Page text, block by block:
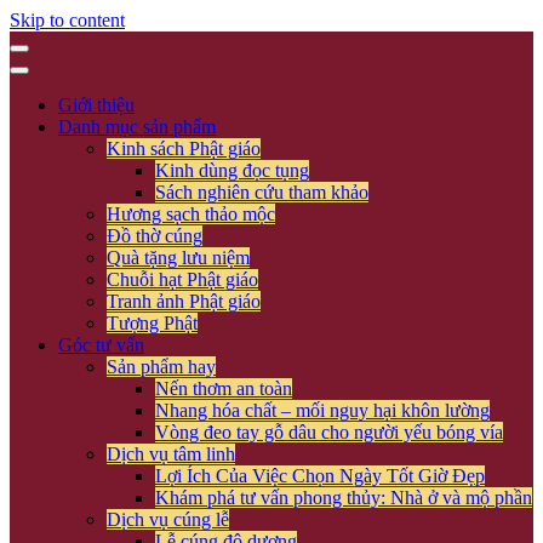
Skip to content
Giới thiệu
Danh mục sản phẩm
Kinh sách Phật giáo
Kinh dùng đọc tụng
Sách nghiên cứu tham khảo
Hương sạch thảo mộc
Đồ thờ cúng
Quà tặng lưu niệm
Chuỗi hạt Phật giáo
Tranh ảnh Phật giáo
Tượng Phật
Góc tư vấn
Sản phẩm hay
Nến thơm an toàn
Nhang hóa chất – mối nguy hại khôn lường
Vòng đeo tay gỗ dâu cho người yếu bóng vía
Dịch vụ tâm linh
Lợi Ích Của Việc Chọn Ngày Tốt Giờ Đẹp
Khám phá tư vấn phong thủy: Nhà ở và mộ phần
Dịch vụ cúng lễ